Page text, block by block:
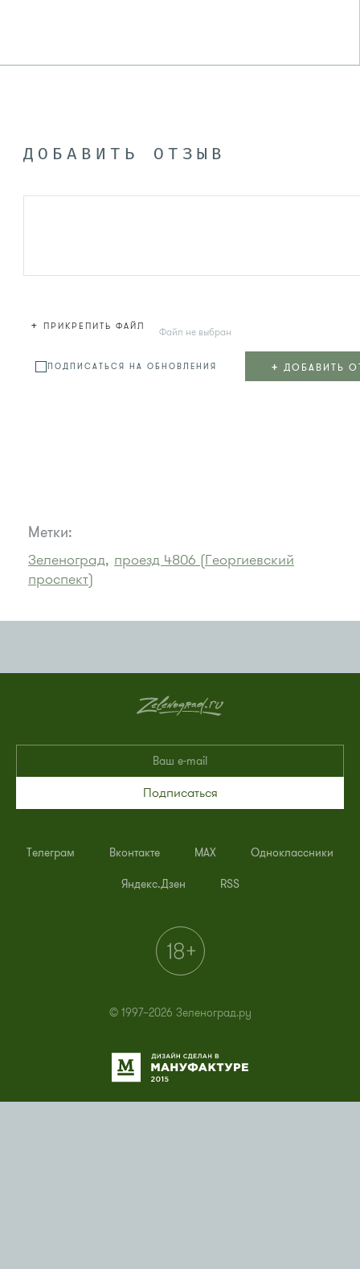
ДОБАВИТЬ ОТЗЫВ
+ ПРИКРЕПИТЬ ФАЙЛ Файл не выбран
ПОДПИСАТЬСЯ НА ОБНОВЛЕНИЯ + ДОБАВИТЬ
Метки:
Зеленоград, проезд 4806 (Георгиевский
проспект)
Подписаться
Телеграм Вконтакте MAX Одноклассники
Яндекс.Дзен RSS
© 1997–2026 Зеленоград.ру